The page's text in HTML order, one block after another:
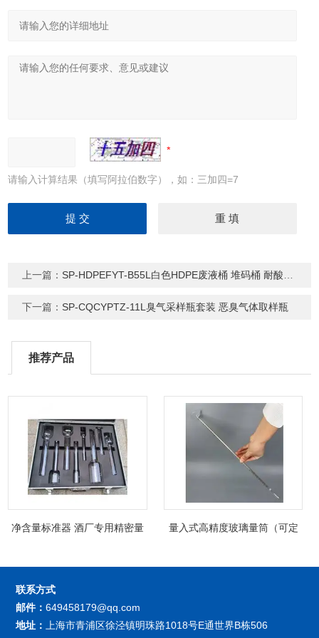
请输入计算结果（填写阿拉伯数字），如：三加四=7
上一篇： SP-HDPEFYT-B55L白色HDPE废液桶 堆码桶 耐酸碱化工桶
下一篇： SP-CQCYPTZ-11L臭气采样瓶套装 恶臭气体取样瓶
推荐产品
净含量标准器 酒厂专用精密量
量入式高精度玻璃量筒（可定
联系方式
邮件：649458179@qq.com
地址：
上海市青浦区徐泾镇明珠路1018号E通世界B栋506